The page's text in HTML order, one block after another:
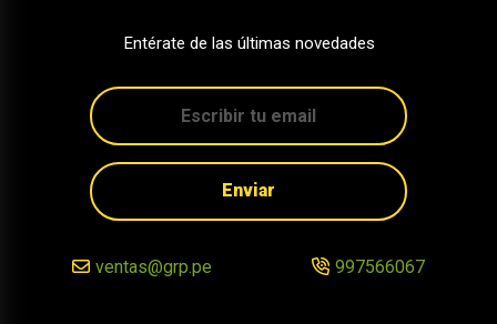
Entérate de las últimas novedades
Enviar
ventas@grp.pe 997566067